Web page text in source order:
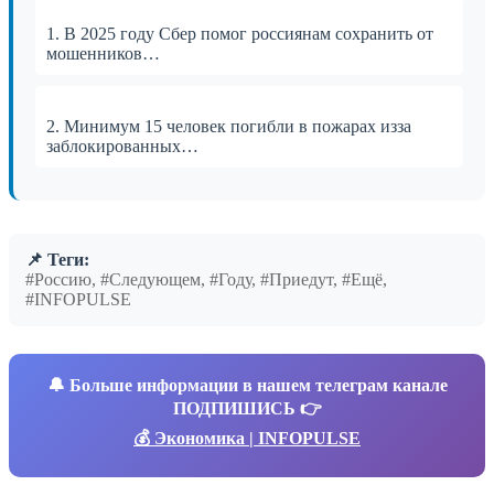
1. В 2025 году Сбер помог россиянам сохранить от
мошенников…
2. Минимум 15 человек погибли в пожарах изза
заблокированных…
📌 Теги:
#Россию, #Следующем, #Году, #Приедут, #Ещё,
#INFOPULSE
🔔 Больше информации в нашем телеграм канале
ПОДПИШИСЬ 👉
💰 Экономика | INFOPULSE